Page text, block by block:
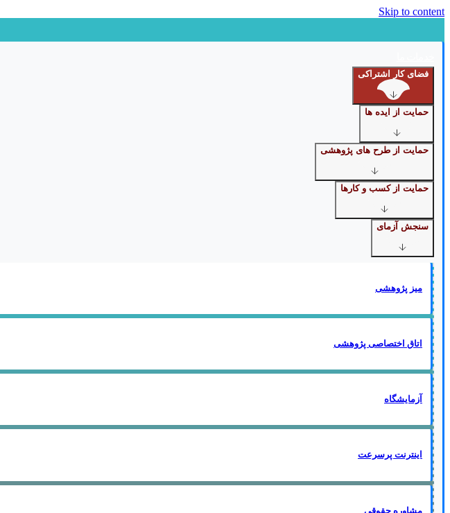
Skip to content
فضای کار اشتراکی
حمایت از ایده ها
حمایت از طرح های پژوهشی
حمایت از کسب و کارها
سنجش آزمای
میز پژوهشی
اتاق اختصاصی پژوهشی
آزمایشگاه
اینترنت پرسرعت
مشاوره حقوقی